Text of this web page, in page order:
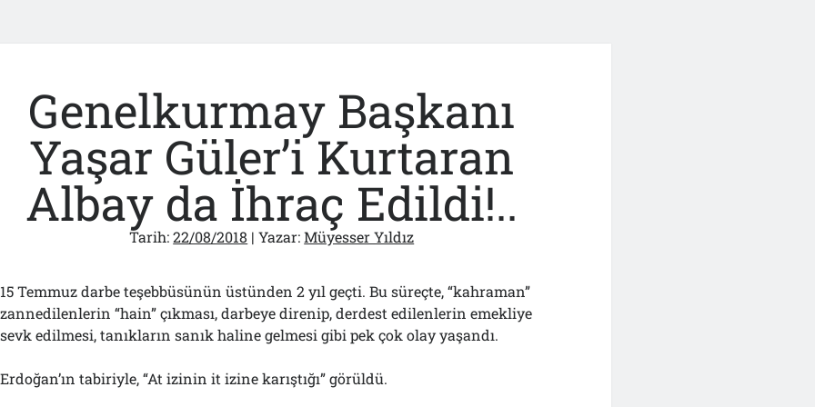
Genelkurmay Başkanı
Yaşar Güler’i Kurtaran
Albay da İhraç Edildi!..
Tarih:22/08/2018 | Yazar:Müyesser Yıldız
15 Temmuz darbe teşebbüsünün üstünden 2 yıl geçti. Bu süreçte, “kahraman”
zannedilenlerin “hain” çıkması, darbeye direnip, derdest edilenlerin emekliye
sevk edilmesi, tanıkların sanık haline gelmesi gibi pek çok olay yaşandı.
Erdoğan’ın tabiriyle, “At izinin it izine karıştığı” görüldü.